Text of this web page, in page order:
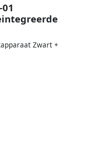
Zwart +